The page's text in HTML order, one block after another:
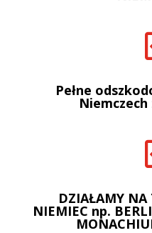
Pełne
Niemczech
DZIAŁAMY NA
NIEMIEC np.